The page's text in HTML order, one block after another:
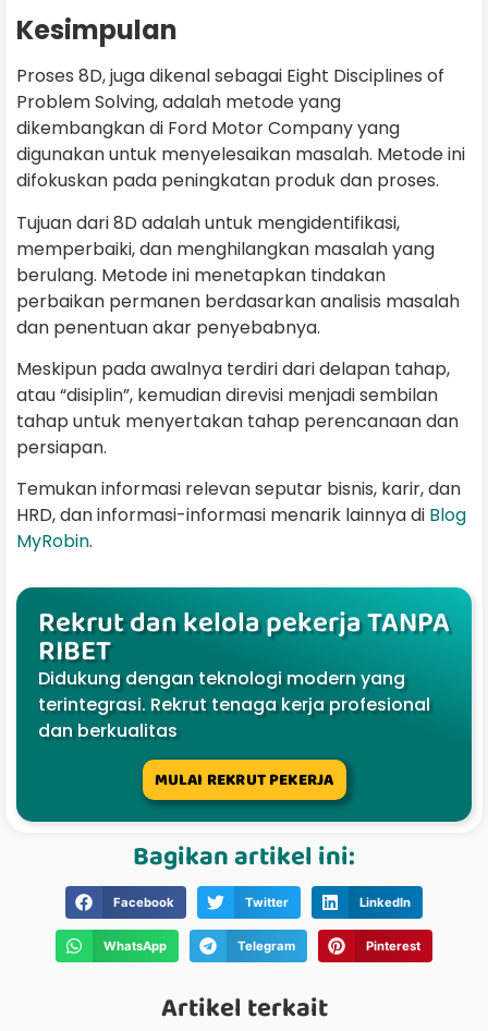
Kesimpulan
Proses 8D, juga dikenal sebagai Eight Disciplines of
Problem Solving, adalah metode yang
dikembangkan di Ford Motor Company yang
digunakan untuk menyelesaikan masalah. Metode ini
difokuskan pada peningkatan produk dan proses.
Tujuan dari 8D adalah untuk mengidentifikasi,
memperbaiki, dan menghilangkan masalah yang
berulang. Metode ini menetapkan tindakan
perbaikan permanen berdasarkan analisis masalah
dan penentuan akar penyebabnya.
Meskipun pada awalnya terdiri dari delapan tahap,
atau “disiplin”, kemudian direvisi menjadi sembilan
tahap untuk menyertakan tahap perencanaan dan
persiapan.
Temukan informasi relevan seputar bisnis, karir, dan
HRD, dan informasi-informasi menarik lainnya di Blog
MyRobin.
Rekrut dan kelola pekerja TANPA
RIBET
Didukung dengan teknologi modern yang
terintegrasi. Rekrut tenaga kerja profesional
dan berkualitas
MULAI REKRUT PEKERJA
Bagikan artikel ini:
Facebook Twitter LinkedIn
WhatsApp Telegram Pinterest
Artikel terkait